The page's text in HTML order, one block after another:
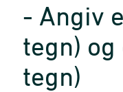
- Angiv
tegn)
tegn)